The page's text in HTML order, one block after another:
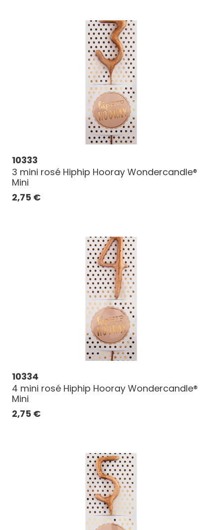
10333
3 mini rosé Hiphip Hooray Wondercandle®
Mini
2,75 €
10334
4 mini rosé Hiphip Hooray Wondercandle®
Mini
2,75 €